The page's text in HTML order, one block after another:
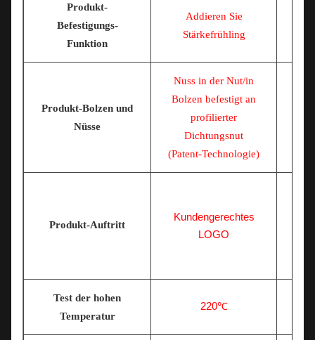
Produkt-
Befestigungs-
Funktion
Addieren Sie
Stärkefrühling
Produkt-Bolzen und
Nüsse
Nuss in der Nut/in
Bolzen befestigt an
profilierter
Dichtungsnut
(Patent-Technologie)
Produkt-Auftritt
Kundengerechtes
LOGO
Test der hohen
Temperatur
220℃